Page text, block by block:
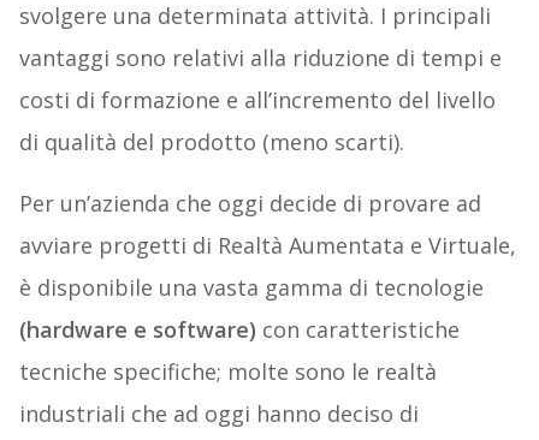
svolgere una determinata attività. I principali
vantaggi sono relativi alla riduzione di tempi e
costi di formazione e all’incremento del livello
di qualità del prodotto (meno scarti).
Per un’azienda che oggi decide di provare ad
avviare progetti di Realtà Aumentata e Virtuale,
è disponibile una vasta gamma di tecnologie
(hardware e software) con caratteristiche
tecniche specifiche; molte sono le realtà
industriali che ad oggi hanno deciso di